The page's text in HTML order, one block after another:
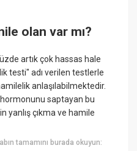
olan var mı?
artık çok hassas hale
testi" adı verilen testlerle
anlaşılabilmektedir.
saptayan bu
yanlış çıkma ve hamile
tamamını burada okuyun: